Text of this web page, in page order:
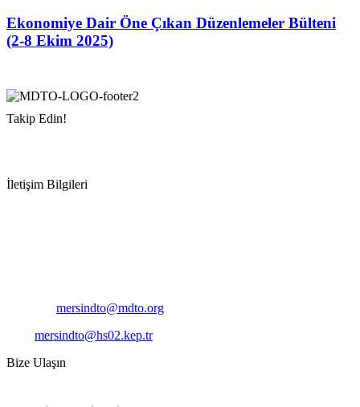
Ekonomiye Dair Öne Çıkan Düzenlemeler Bülteni
(2-8 Ekim 2025)
Takip Edin!
İletişim Bilgileri
mersindto@mdto.org
mersindto@hs02.kep.tr
Bize Ulaşın